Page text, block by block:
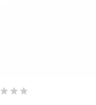
  